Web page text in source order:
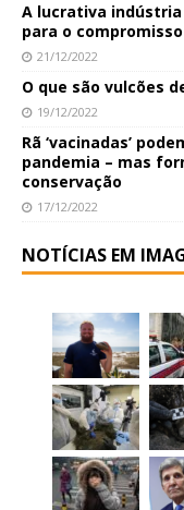
A lucrativa
para o
21/12/2022
O que são vulcões
19/12/2022
Rã ‘vacinadas’
pandemia – mas
conservação
17/12/2022
NOTÍCIAS EM